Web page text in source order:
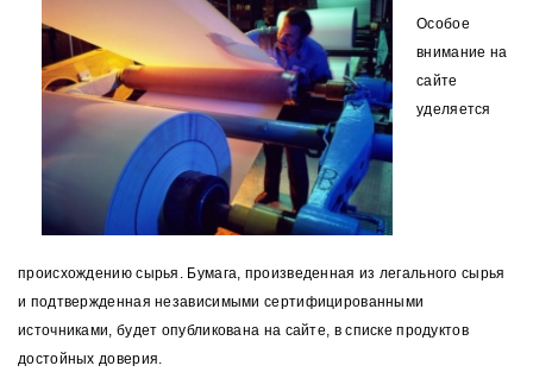
Особое
внимание на
сайте
уделяется
происхождению сырья. Бумага, произведенная из легального сырья
и подтвержденная независимыми сертифицированными
источниками, будет опубликована на сайте, в списке продуктов
достойных доверия.